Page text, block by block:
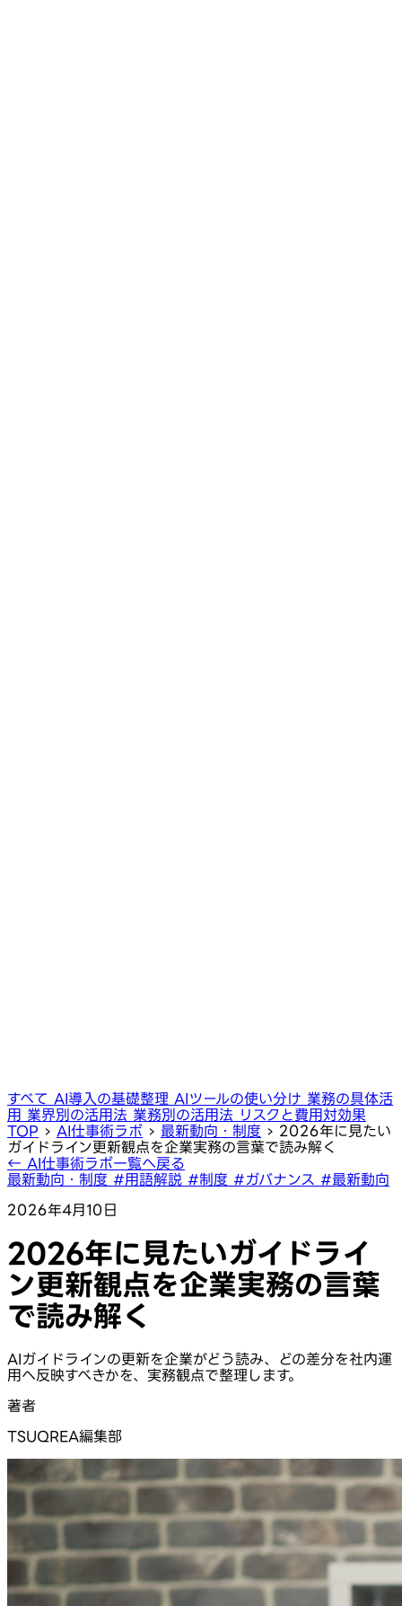
すべて AI導入の基礎整理 AIツールの使い分け 業務の具体活
用 業界別の活用法 業務別の活用法 リスクと費用対効果
TOP › AI仕事術ラボ › 最新動向・制度 › 2026年に見たい
ガイドライン更新観点を企業実務の言葉で読み解く
← AI仕事術ラボ一覧へ戻る
最新動向・制度 #用語解説 #制度 #ガバナンス #最新動向
2026年4月10日
2026年に見たいガイドライ
ン更新観点を企業実務の言葉
で読み解く
AIガイドラインの更新を企業がどう読み、どの差分を社内運
用へ反映すべきかを、実務観点で整理します。
著者
TSUQREA編集部